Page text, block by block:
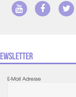
E-Mail Adresse